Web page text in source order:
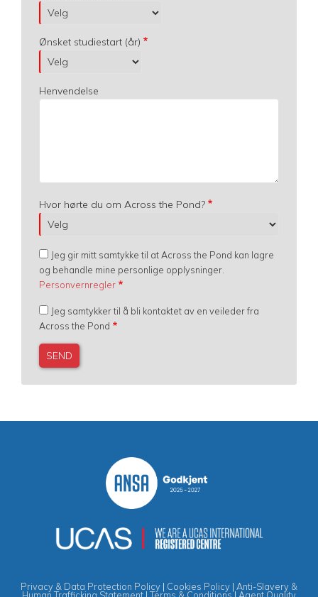
Ønsket studiestart (år)
Henvendelse
Hvor hørte du om Across the Pond?
Jeg gir mitt samtykke til at Across the Pond kan lagre
og behandle mine personlige opplysninger.
Personvernregler
Jeg samtykker til å bli kontaktet av en veileder fra
Across the Pond
Privacy & Data Protection Policy | Cookies Policy | Anti-Slavery &